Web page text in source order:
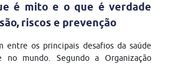
é mito e o que é verdade
riscos e prevenção
entre os principais desafios da saúde
mundo. Segundo a Organização